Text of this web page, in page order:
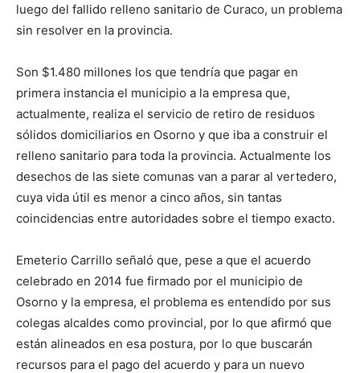
luego del fallido relleno sanitario de Curaco, un problema
sin resolver en la provincia.
Son $1.480 millones los que tendría que pagar en
primera instancia el municipio a la empresa que,
actualmente, realiza el servicio de retiro de residuos
sólidos domiciliarios en Osorno y que iba a construir el
relleno sanitario para toda la provincia. Actualmente los
desechos de las siete comunas van a parar al vertedero,
cuya vida útil es menor a cinco años, sin tantas
coincidencias entre autoridades sobre el tiempo exacto.
Emeterio Carrillo señaló que, pese a que el acuerdo
celebrado en 2014 fue firmado por el municipio de
Osorno y la empresa, el problema es entendido por sus
colegas alcaldes como provincial, por lo que afirmó que
están alineados en esa postura, por lo que buscarán
recursos para el pago del acuerdo y para un nuevo